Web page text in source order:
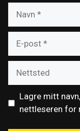
post
Lagre mitt
nettleseren for